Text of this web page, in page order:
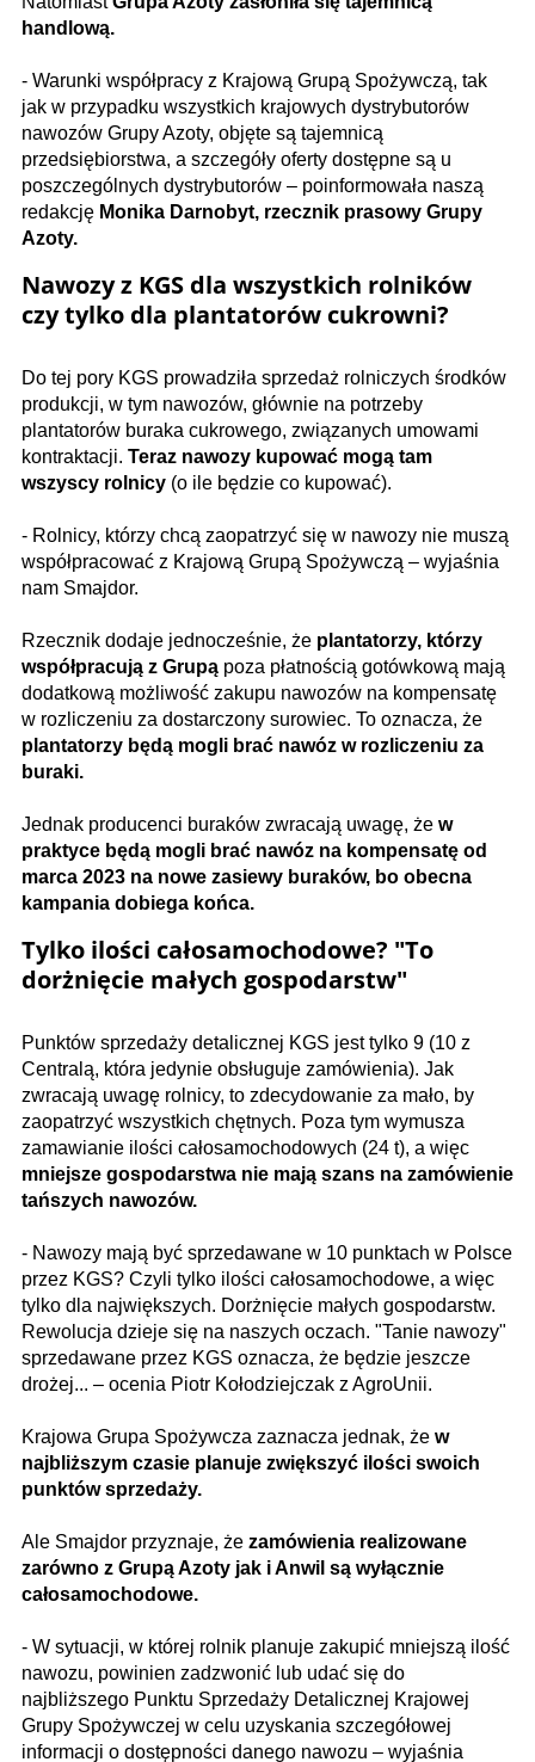
handlową.
- Warunki współpracy z Krajową Grupą Spożywczą, tak
jak w przypadku wszystkich krajowych dystrybutorów
nawozów Grupy Azoty, objęte są tajemnicą
przedsiębiorstwa, a szczegóły oferty dostępne są u
poszczególnych dystrybutorów – poinformowała naszą
redakcję Monika Darnobyt, rzecznik prasowy Grupy
Azoty.
Nawozy z KGS dla wszystkich rolników
czy tylko dla plantatorów cukrowni?
Do tej pory KGS prowadziła sprzedaż rolniczych środków
produkcji, w tym nawozów, głównie na potrzeby
plantatorów buraka cukrowego, związanych umowami
kontraktacji. Teraz nawozy kupować mogą tam
wszyscy rolnicy (o ile będzie co kupować).
- Rolnicy, którzy chcą zaopatrzyć się w nawozy nie muszą
współpracować z Krajową Grupą Spożywczą – wyjaśnia
nam Smajdor.
Rzecznik dodaje jednocześnie, że plantatorzy, którzy
współpracują z Grupą poza płatnością gotówkową mają
dodatkową możliwość zakupu nawozów na kompensatę
w rozliczeniu za dostarczony surowiec. To oznacza, że
plantatorzy będą mogli brać nawóz w rozliczeniu za
buraki.
Jednak producenci buraków zwracają uwagę, że w
praktyce będą mogli brać nawóz na kompensatę od
marca 2023 na nowe zasiewy buraków, bo obecna
kampania dobiega końca.
Tylko ilości całosamochodowe? "To
dorżnięcie małych gospodarstw"
Punktów sprzedaży detalicznej KGS jest tylko 9 (10 z
Centralą, która jedynie obsługuje zamówienia). Jak
zwracają uwagę rolnicy, to zdecydowanie za mało, by
zaopatrzyć wszystkich chętnych. Poza tym wymusza
zamawianie ilości całosamochodowych (24 t), a więc
mniejsze gospodarstwa nie mają szans na zamówienie
tańszych nawozów.
- Nawozy mają być sprzedawane w 10 punktach w Polsce
przez KGS? Czyli tylko ilości całosamochodowe, a więc
tylko dla największych. Dorżnięcie małych gospodarstw.
Rewolucja dzieje się na naszych oczach. "Tanie nawozy"
sprzedawane przez KGS oznacza, że będzie jeszcze
drożej... – ocenia Piotr Kołodziejczak z AgroUnii.
Krajowa Grupa Spożywcza zaznacza jednak, że w
najbliższym czasie planuje zwiększyć ilości swoich
punktów sprzedaży.
Ale Smajdor przyznaje, że zamówienia realizowane
zarówno z Grupą Azoty jak i Anwil są wyłącznie
całosamochodowe.
- W sytuacji, w której rolnik planuje zakupić mniejszą ilość
nawozu, powinien zadzwonić lub udać się do
najbliższego Punktu Sprzedaży Detalicznej Krajowej
Grupy Spożywczej w celu uzyskania szczegółowej
informacji o dostępności danego nawozu – wyjaśnia